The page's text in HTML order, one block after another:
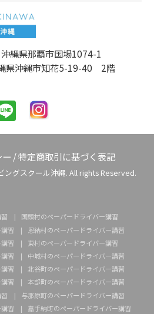
縄県那覇市国場1074-1
県沖縄市知花5-19-40 2階
/特定商取引に基づく表記
ングスクール沖縄. All rights Reserved.
国頭村のペーパードライバー講習
習
恩納村のペーパードライバー講習
習
東村のペーパードライバー講習
習
中城村のペーパードライバー講習
習
北谷町のペーパードライバー講習
習
本部町のペーパードライバー講習
与那原町のペーパードライバー講習
習
嘉手納町のペーパードライバー講習